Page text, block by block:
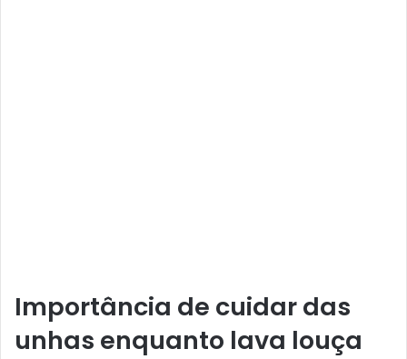
Importância de cuidar das
unhas enquanto lava louça